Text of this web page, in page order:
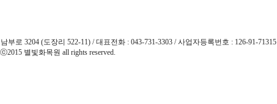
로 3204 (도장리 522-11) / 대표전화 : 043-731-3303 / 사업자등록번호 : 126-91-71315
별빛화목원 all rights reserved.